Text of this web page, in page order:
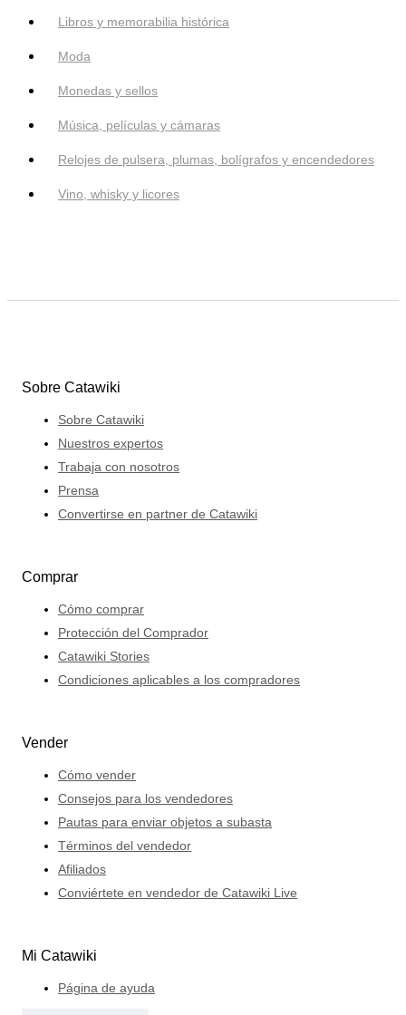
Libros y memorabilia histórica
Moda
Monedas y sellos
Música, películas y cámaras
Relojes de pulsera, plumas, bolígrafos y encendedores
Vino, whisky y licores
Sobre Catawiki
Sobre Catawiki
Nuestros expertos
Trabaja con nosotros
Prensa
Convertirse en partner de Catawiki
Comprar
Cómo comprar
Protección del Comprador
Catawiki Stories
Condiciones aplicables a los compradores
Vender
Cómo vender
Consejos para los vendedores
Pautas para enviar objetos a subasta
Términos del vendedor
Afiliados
Conviértete en vendedor de Catawiki Live
Mi Catawiki
Página de ayuda